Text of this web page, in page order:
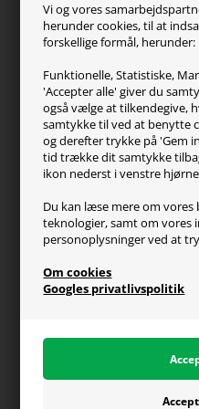
Vi og vores
herunder cookies, til at
forskellige formål, herunder:
Funktionelle, Statistiske,
'Accepter alle' giver du
også vælge at tilkendegive,
samtykke til ved at benytte
og derefter trykke på 'Gem
tid trække dit samtykke
ikon nederst i venstre
Du kan læse mere om vores
teknologier, samt om vores
personoplysninger ved at
Om cookies
Googles privatlivspolitik
Turtle Beach
Kundeservice
Kontakt os
FAQ
Handelsvilkår
Reklamation
Generel info
Om os
Fragt og levering